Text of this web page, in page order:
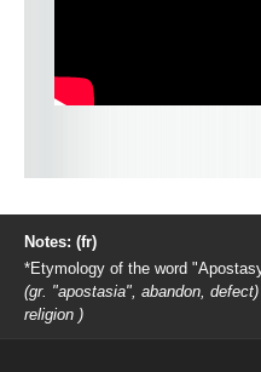
Notes: (fr)
*Etymology of the word
(gr. "apostasia", abandon,
religion )